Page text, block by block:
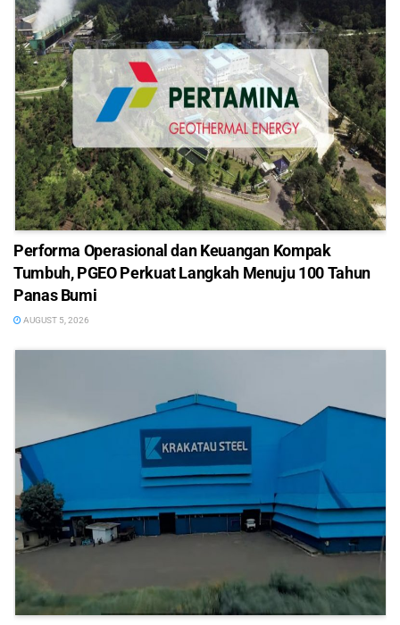
Performa Operasional dan Keuangan Kompak
Tumbuh, PGEO Perkuat Langkah Menuju 100 Tahun
Panas Bumi
AUGUST 5, 2026